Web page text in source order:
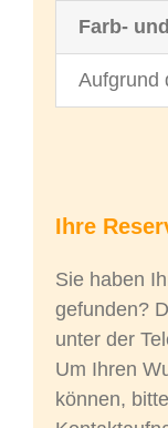
Farb-
Aufgrund
Ihre
Sie haben
gefunden?
unter der
Um Ihren
können,